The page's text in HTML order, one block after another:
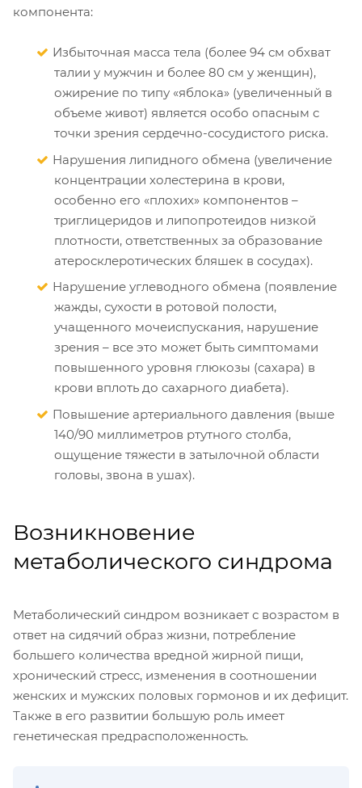
компонента:
Избыточная масса тела (более 94 см обхват
талии у мужчин и более 80 см у женщин),
ожирение по типу «яблока» (увеличенный в
объеме живот) является особо опасным с
точки зрения сердечно-сосудистого риска.
Нарушения липидного обмена (увеличение
концентрации холестерина в крови,
особенно его «плохих» компонентов –
триглицеридов и липопротеидов низкой
плотности, ответственных за образование
атеросклеротических бляшек в сосудах).
Нарушение углеводного обмена (появление
жажды, сухости в ротовой полости,
учащенного мочеиспускания, нарушение
зрения – все это может быть симптомами
повышенного уровня глюкозы (сахара) в
крови вплоть до сахарного диабета).
Повышение артериального давления (выше
140/90 миллиметров ртутного столба,
ощущение тяжести в затылочной области
головы, звона в ушах).
Возникновение
метаболического синдрома
Метаболический синдром возникает с возрастом в
ответ на сидячий образ жизни, потребление
большего количества вредной жирной пищи,
хронический стресс, изменения в соотношении
женских и мужских половых гормонов и их дефицит.
Также в его развитии большую роль имеет
генетическая предрасположенность.